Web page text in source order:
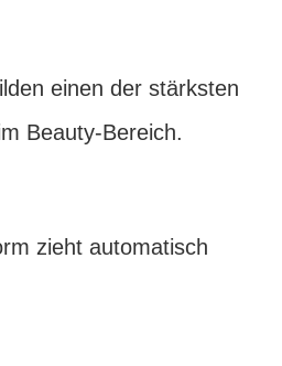
einen der stärksten
Beauty-Bereich.
zieht automatisch